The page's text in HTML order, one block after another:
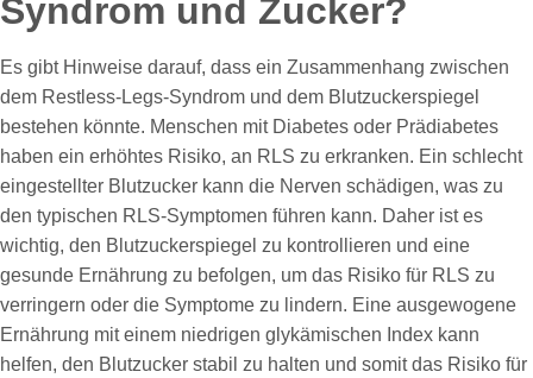
Syndrom und Zucker?
Es gibt Hinweise darauf, dass ein Zusammenhang zwischen
dem Restless-Legs-Syndrom und dem Blutzuckerspiegel
bestehen könnte. Menschen mit Diabetes oder Prädiabetes
haben ein erhöhtes Risiko, an RLS zu erkranken. Ein schlecht
eingestellter Blutzucker kann die Nerven schädigen, was zu
den typischen RLS-Symptomen führen kann. Daher ist es
wichtig, den Blutzuckerspiegel zu kontrollieren und eine
gesunde Ernährung zu befolgen, um das Risiko für RLS zu
verringern oder die Symptome zu lindern. Eine ausgewogene
Ernährung mit einem niedrigen glykämischen Index kann
helfen, den Blutzucker stabil zu halten und somit das Risiko für